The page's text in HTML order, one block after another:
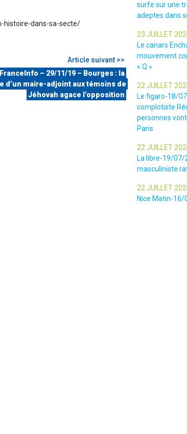
histoire-dans-sa-secte/
Article suivant >>
FranceInfo – 29/11/19 – Bourges : la
d’un maire-adjoint aux témoins de
Jéhovah agace l’opposition
surfe sur une
adeptes dans
23 JUILLET
Le canars
mouvement
« Q »
22 JUILLET
Le figaro-18/
complotiste
personnes
Paris
22 JUILLET
La libre-19/07/
masculiniste
22 JUILLET
Nice Matin-16/